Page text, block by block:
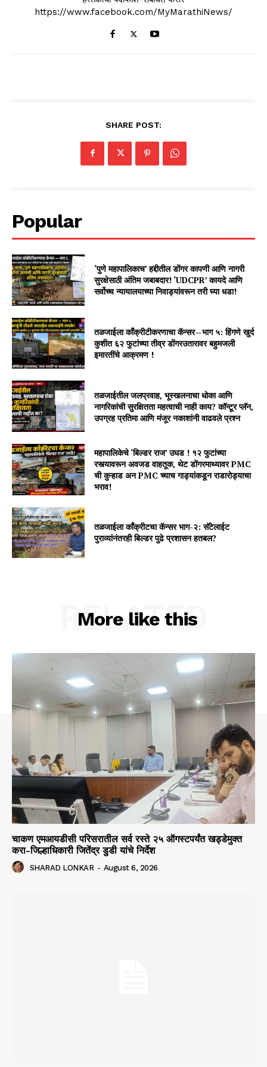
https://www.facebook.com/MyMarathiNews/
SHARE POST:
Popular
‘पुणे महापालिकाच’ हद्दीतील डोंगर कापणी आणि नागरी
सुरक्षेसाठी अंतिम जबाबदार! ‘UDCPR’ कायदे आणि
सर्वोच्च न्यायालयाच्या निवाड्यांवरून तरी घ्या धडा!
तळजाईला काँक्रीटीकरणाचा कॅन्सर—भाग ५: हिंगणे खुर्द
कुशीत ६२ फुटांच्या तीव्र डोंगरउतारावर बहुमजली
इमारतींचे आक्रमण !
तळजाईतील जलप्रवाह, भूस्खलनाचा धोका आणि
नागरिकांची सुरक्षितता महत्वाची नाही काय? कॉन्टूर प्लॅन,
उपग्रह प्रतिमा आणि मंजूर नकाशांनी वाढवले प्रश्न
महापालिकेचे ‘बिल्डर राज’ उघड ! १२ फुटांच्या
रस्त्यावरून अवजड वाहतूक, थेट डोंगरमाथ्यावर PMC
ची कुऱ्हाड अन PMC च्याच गाड्यांकडून राडारोड्याचा
भराव!
तळजाईला कॉंक्रीटचा कॅन्सर भाग-२: सॅटेलाईट
पुराव्यांनंतरही बिल्डर पुढे प्रशासन हतबल?
More like this
RELATED
चाकण एमआयडीसी परिसरातील सर्व रस्ते २५ ऑगस्टपर्यंत खड्डेमुक्त
करा-जिल्हाधिकारी जितेंद्र डुडी यांचे निर्देश
SHARAD LONKAR - August 6, 2026